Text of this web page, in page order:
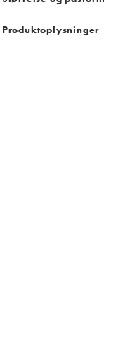
Produktoplysninger